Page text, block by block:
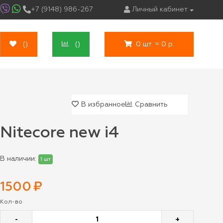
+7 (9148) 986-267 Личный кабинет
() () 0 шт. = 0 р.
В избранное Сравнить
Nitecore new i4
В наличии: 1 шт
1500 ₽
Кол-во
- +